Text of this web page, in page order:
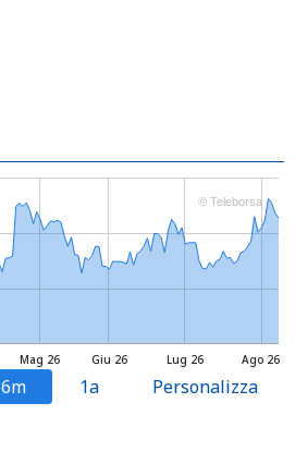
Mag 26 Lug 26
Giu 26 Ago 26
© Teleborsa
6m 1a Personalizza